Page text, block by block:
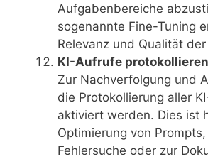
Aufgabenbereiche
sogenannte Fine-Tuning
Relevanz und Qualität
KI-Aufrufe protokollieren
Zur Nachverfolgung und
die Protokollierung aller
aktiviert werden. Dies ist
Optimierung von
Fehlersuche oder zur